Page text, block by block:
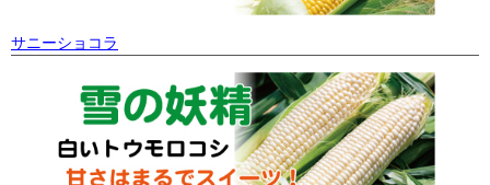
サニーショコラ